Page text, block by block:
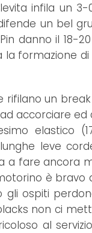
infila un
un bel
danno il 18-
formazione di
un break
accorciare ed
elastico
leve
a fare ancora
è bravo
gli ospiti
non ci
al